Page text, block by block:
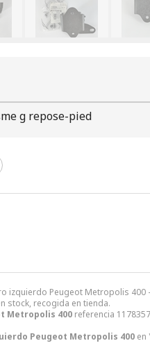
Peugeot Metropolis 400
stock, recogida en tienda.
Metropolis 400 referencia
Peugeot Metropolis 400 en
g repose-pied